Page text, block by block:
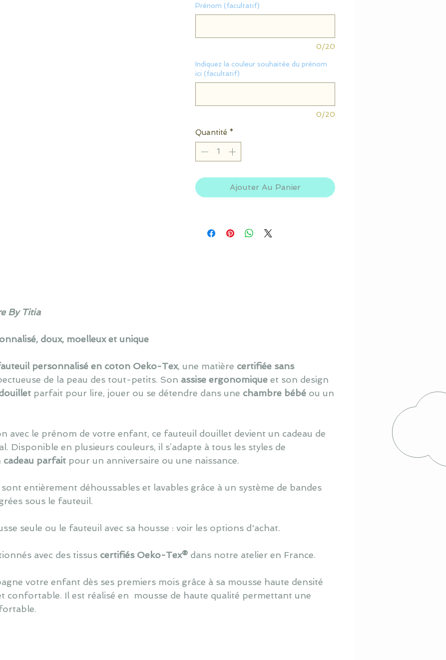
Prénom (facultatif)
0/20
Indiquez la couleur souhaitée du prénom
ici (facultatif)
0/20
Quantité *
Ajouter Au Panier
By Titia
doux, moelleux et unique
personnalisé en coton Oeko-Tex, une matière certifiée sans
de la peau des tout-petits. Son assise ergonomique et son design
parfait pour lire, jouer ou se détendre dans une chambre bébé ou un
avec le prénom de votre enfant, ce fauteuil douillet devient un cadeau de
Disponible en plusieurs couleurs, il s’adapte à tous les styles de
cadeau parfait pour un anniversaire ou une naissance.
entièrement déhoussables et lavables grâce à un système de bandes
sous le fauteuil.
seule ou le fauteuil avec sa housse : voir les options d'achat.
avec des tissus certifiés Oeko-Tex® dans notre atelier en France.
votre enfant dès ses premiers mois grâce à sa mousse haute densité
confortable. Il est réalisé en mousse de haute qualité permettant une